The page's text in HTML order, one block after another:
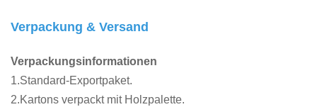
Verpackung & Versand
Verpackungsinformationen
1.Standard-Exportpaket.
2.Kartons verpackt mit Holzpalette.